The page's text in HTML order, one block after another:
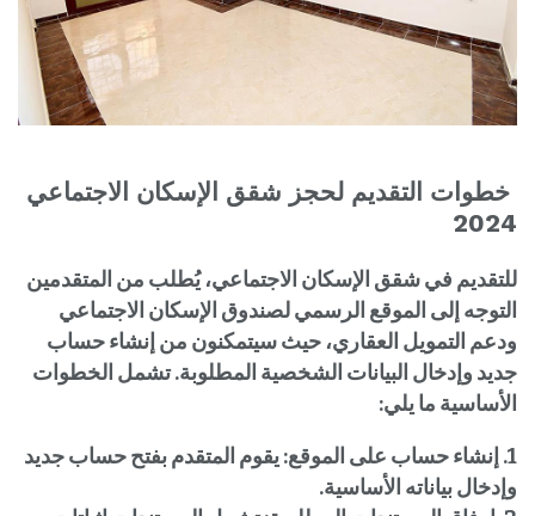
خطوات التقديم لحجز شقق الإسكان الاجتماعي
2024
للتقديم في شقق الإسكان الاجتماعي، يُطلب من المتقدمين
التوجه إلى الموقع الرسمي لصندوق الإسكان الاجتماعي
ودعم التمويل العقاري، حيث سيتمكنون من إنشاء حساب
جديد وإدخال البيانات الشخصية المطلوبة. تشمل الخطوات
الأساسية ما يلي:
1. إنشاء حساب على الموقع: يقوم المتقدم بفتح حساب جديد
وإدخال بياناته الأساسية.